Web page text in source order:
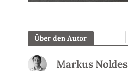
Über den Autor
Markus Noldes